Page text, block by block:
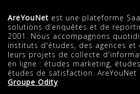
AreYouNet est une plateforme
solutions d’enquêtes et de
2001. Nous accompagnons
instituts d'études, des agences et
leurs projets de collecte
en ligne : études marketing,
études de satisfaction.
Groupe Odity